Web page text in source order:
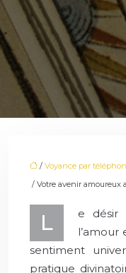
/ Voyance par
/ Votre avenir amoureux
L
e désir
l’amour
sentiment
pratique